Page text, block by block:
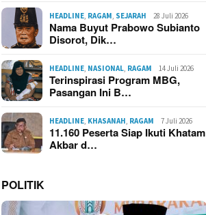
HEADLINE, RAGAM, SEJARAH 28 Juli 2026
Nama Buyut Prabowo Subianto
Disorot, Dik…
HEADLINE, NASIONAL, RAGAM 14 Juli 2026
Terinspirasi Program MBG,
Pasangan Ini B…
HEADLINE, KHASANAH, RAGAM 7 Juli 2026
11.160 Peserta Siap Ikuti Khatam
Akbar d…
POLITIK